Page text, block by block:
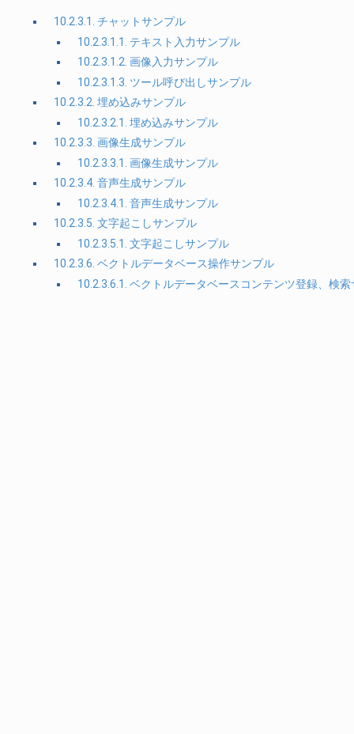
10.2.3.1. チャットサンプル
10.2.3.1.1. テキスト入力サンプル
10.2.3.1.2. 画像入力サンプル
10.2.3.1.3. ツール呼び出しサンプル
10.2.3.2. 埋め込みサンプル
10.2.3.2.1. 埋め込みサンプル
10.2.3.3. 画像生成サンプル
10.2.3.3.1. 画像生成サンプル
10.2.3.4. 音声生成サンプル
10.2.3.4.1. 音声生成サンプル
10.2.3.5. 文字起こしサンプル
10.2.3.5.1. 文字起こしサンプル
10.2.3.6. ベクトルデータベース操作サンプル
10.2.3.6.1. ベクトルデータベースコンテンツ登録、検